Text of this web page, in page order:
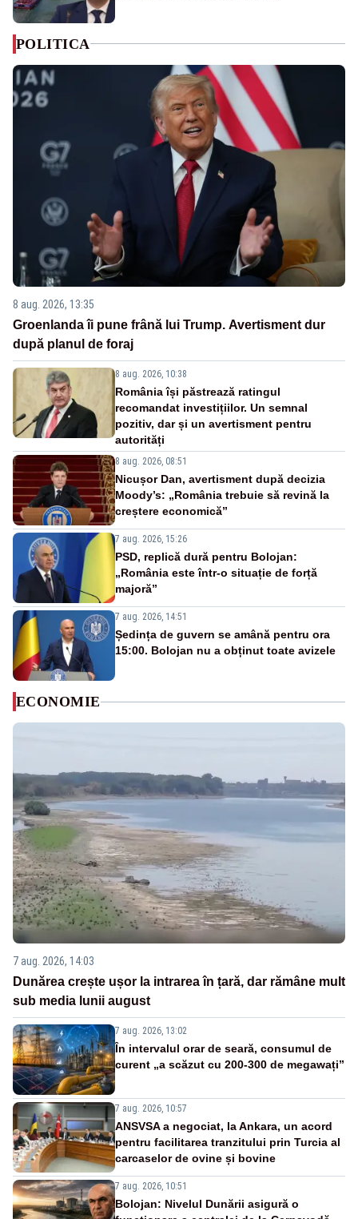
POLITICA
8 aug. 2026, 13:35
Groenlanda îi pune frână lui Trump. Avertisment dur
după planul de foraj
8 aug. 2026, 10:38
România își păstrează ratingul
recomandat investițiilor. Un semnal
pozitiv, dar și un avertisment pentru
autorități
8 aug. 2026, 08:51
Nicușor Dan, avertisment după decizia
Moody’s: „România trebuie să revină la
creștere economică”
7 aug. 2026, 15:26
PSD, replică dură pentru Bolojan:
„România este într-o situație de forță
majoră”
7 aug. 2026, 14:51
Ședința de guvern se amână pentru ora
15:00. Bolojan nu a obținut toate avizele
ECONOMIE
7 aug. 2026, 14:03
Dunărea crește ușor la intrarea în țară, dar rămâne mult
sub media lunii august
7 aug. 2026, 13:02
În intervalul orar de seară, consumul de
curent „a scăzut cu 200-300 de megawați”
7 aug. 2026, 10:57
ANSVSA a negociat, la Ankara, un acord
pentru facilitarea tranzitului prin Turcia al
carcaselor de ovine și bovine
7 aug. 2026, 10:51
Bolojan: Nivelul Dunării asigură o